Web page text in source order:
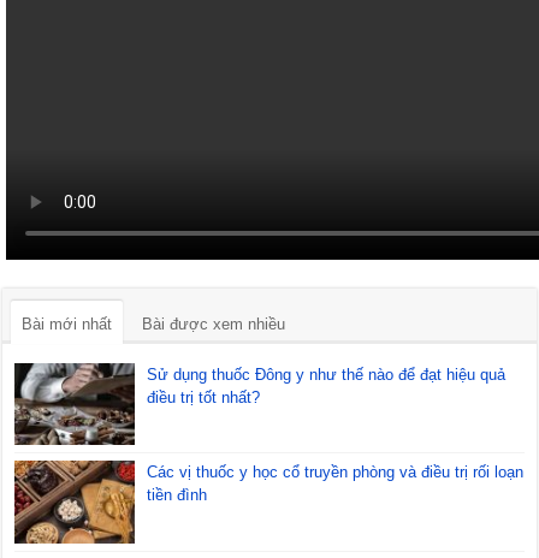
Bài mới nhất Bài được xem nhiều
Sử dụng thuốc Đông y như thế nào để đạt hiệu quả
điều trị tốt nhất?
Các vị thuốc y học cổ truyền phòng và điều trị rối loạn
tiền đình